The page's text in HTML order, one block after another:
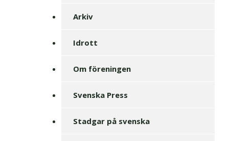
Arkiv
Idrott
Om föreningen
Svenska Press
Stadgar på svenska